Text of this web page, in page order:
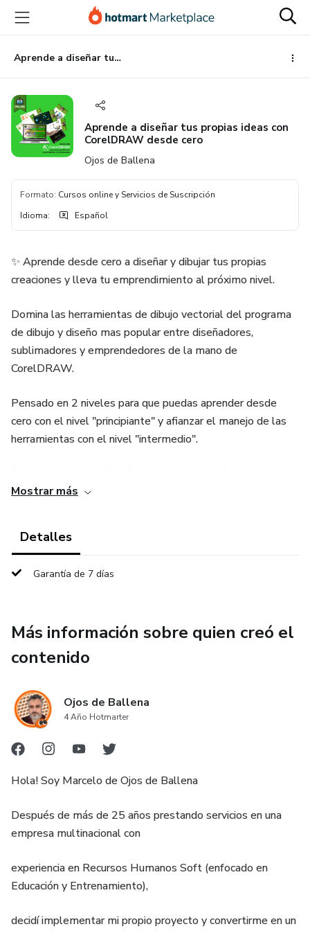
principal
página
de
página
Aprende a diseñar tus propias ideas con CorelDRAW desde cero
Aprende a diseñar tus propias ideas con
CorelDRAW desde cero
Ojos de Ballena
Formato: Cursos online y Servicios de Suscripción
Idioma: Español
✨ Aprende desde cero a diseñar y dibujar tus propias
creaciones y lleva tu emprendimiento al próximo nivel.
Domina las herramientas de dibujo vectorial del programa
de dibujo y diseño mas popular entre diseñadores,
sublimadores y emprendedores de la mano de
CorelDRAW.
Pensado en 2 niveles para que puedas aprender desde
cero con el nivel "principiante" y afianzar el manejo de las
herramientas con el nivel "intermedio".
seas un pro en CorelDRAW. Además cuadernillo de
donde podrás consultar dudas.
podrás ingresar las veces que lo creas necesario.
Este curso es para vos, si...
✅ QUERÉS CREAR TUS PROPIOS DISEÑOS
OTROS REALICEN TU DISEÑO
✅ QUERÉS USAR UN PROGRAMA DE DISEÑO PERO
NO SABÉS POR DONDE EMPEZAR
✅ QUERÉS AHORRAR $$$ COMPRANDO DISEÑOS A
OTRAS PERSONAS
✅ TE CANSASTE DE USAR PLANTILLAS GENÉRICAS
Mostrar más
Detalles
Garantía de 7 días
Más información sobre quien creó el
contenido
Ojos de Ballena
4 Año Hotmarter
Hola! Soy Marcelo de Ojos de Ballena
Después de más de 25 años prestando servicios en una
empresa multinacional con
experiencia en Recursos Humanos Soft (enfocado en
Educación y Entrenamiento),
decidí implementar mi propio proyecto y convertirme en un